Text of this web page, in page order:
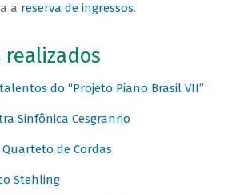
a reserva de ingressos.
realizados
do “Projeto Piano Brasil VII”
Sinfônica Cesgranrio
Quarteto de Cordas
Stehling